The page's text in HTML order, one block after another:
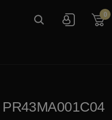
0
PR43MA001C04